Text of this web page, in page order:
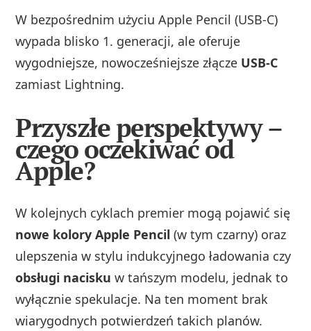
W bezpośrednim użyciu Apple Pencil (USB‑C)
wypada blisko 1. generacji, ale oferuje
wygodniejsze, nowocześniejsze złącze USB‑C
zamiast Lightning.
Przyszłe perspektywy –
czego oczekiwać od
Apple?
W kolejnych cyklach premier mogą pojawić się
nowe kolory Apple Pencil (w tym czarny) oraz
ulepszenia w stylu indukcyjnego ładowania czy
obsługi nacisku w tańszym modelu, jednak to
wyłącznie spekulacje. Na ten moment brak
wiarygodnych potwierdzeń takich planów.